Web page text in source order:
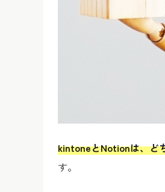
kintoneとNotionは、ど
す。